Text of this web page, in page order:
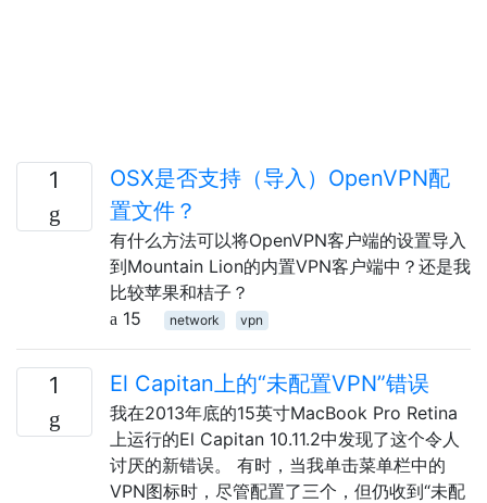
1
OSX是否支持（导入）OpenVPN配
置文件？
有什么方法可以将OpenVPN客户端的设置导入
到Mountain Lion的内置VPN客户端中？还是我
比较苹果和桔子？
15
network vpn
1 El Capitan上的“未配置VPN”错误
我在2013年底的15英寸MacBook Pro Retina
上运行的El Capitan 10.11.2中发现了这个令人
讨厌的新错误。 有时，当我单击菜单栏中的
VPN图标时，尽管配置了三个，但仍收到“未配